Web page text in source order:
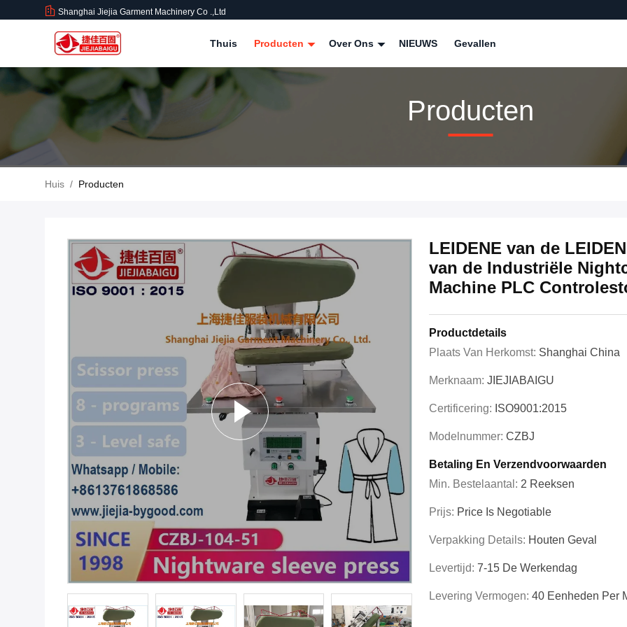
Shanghai Jiejia Garment Machinery Co .,ltd
Thuis Producten Over Ons NIEUWS Gevallen
Producten
Huis / Producten
LEIDENE van de
van de Industriële
Machine PLC
Productdetails
Plaats Van Herkomst: Shanghai China
Merknaam: JIEJIABAIGU
Certificering: ISO9001:2015
Modelnummer: CZBJ
Betaling En Verzendvoorwaarden
Min. Bestelaantal: 2 Reeksen
Prijs: Price Is Negotiable
Verpakking Details: Houten Geval
Levertijd: 7-15 De Werkendag
Levering Vermogen: 40 Eenheden Per